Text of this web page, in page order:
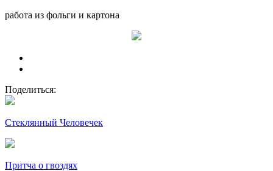
работа из фольги и картона
Поделиться:
Стеклянный Человечек
Притча о гвоздях